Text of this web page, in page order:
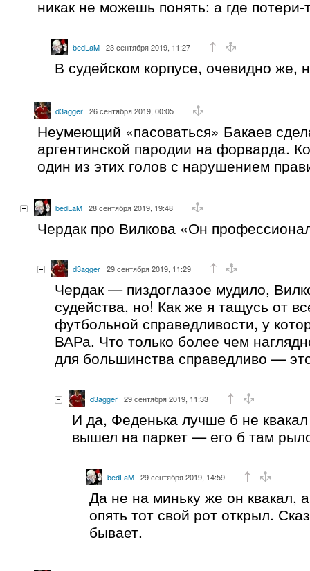
никак не можешь понять: а где потери-
bedLaM 23 сентября 2019, 11:27
В судейском корпусе, очевидно же,
d3agger 26 сентября 2019, 00:05
Неумеющий «пасоваться» Бакаев
аргентинской пародии на форварда.
один из этих голов с нарушением
bedLaM 28 сентября 2019, 19:48
Чердак про Вилкова «Он
d3agger 29 сентября 2019, 11:29
Чердак — пиздоглазое мудило,
судейства, но! Как же я тащусь от
футбольной справедливости, у
ВАРа. Что только более чем
для большинства справедливо —
d3agger 29 сентября 2019, 11:33
И да, Феденька лучше б не
вышел на паркет — его б там
bedLaM 29 сентября 2019, 14:59
Да не на миньку же он квакал,
опять тот свой рот открыл.
бывает.